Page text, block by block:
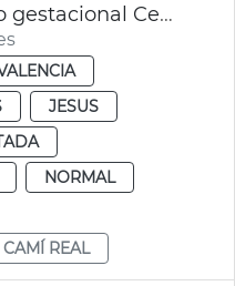
Lugar memoria duelo gestacional Cementerio General València
JESUS
NORMAL
CAMÍ REAL